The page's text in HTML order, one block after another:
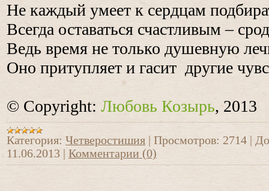
Не каждый умеет к сердцам
Всегда оставаться счастливым –
Ведь время не только душевную
Оно притупляет и гасит другие
© Copyright: Любовь Козырь, 2013
Категория: Четверостишия Просмотров: 2714
11.06.2013
Комментарии (0)